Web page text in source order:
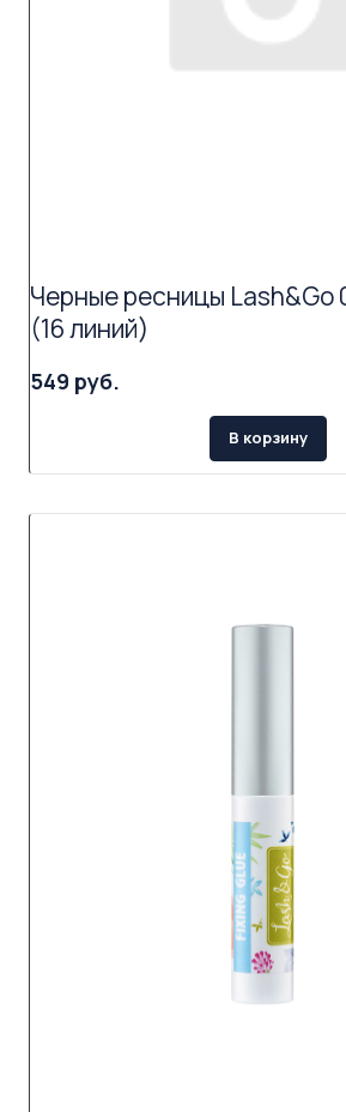
Черные ресницы Lash&Go
(16 линий)
549 руб.
В корзину